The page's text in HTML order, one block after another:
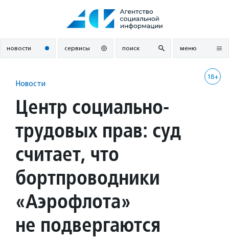
новости сервисы поиск меню
18+
Новости
Центр социально-
трудовых прав: суд
считает, что
бортпроводники
«Аэрофлота»
не подвергаются